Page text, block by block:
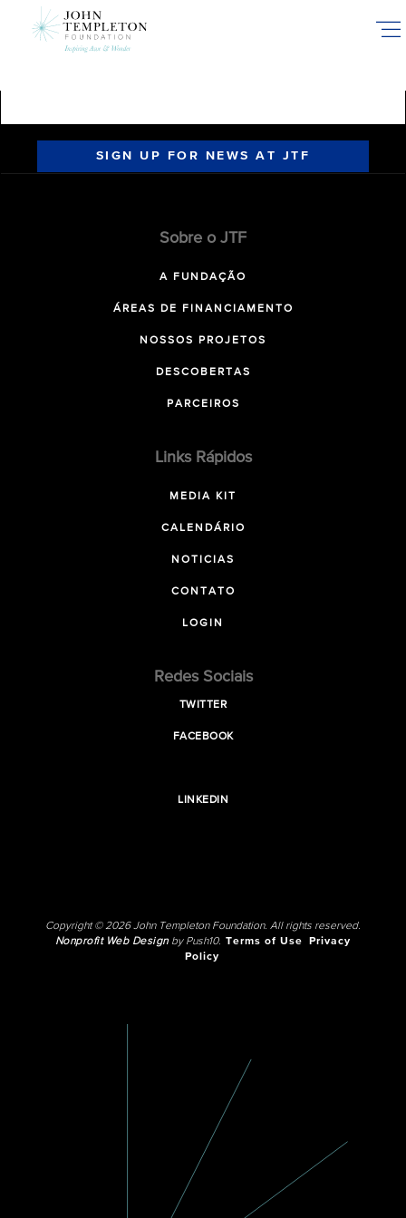
SIGN UP FOR NEWS AT JTF
Sobre o JTF
A FUNDAÇÃO
ÁREAS DE FINANCIAMENTO
NOSSOS PROJETOS
DESCOBERTAS
PARCEIROS
Links Rápidos
MEDIA KIT
CALENDÁRIO
NOTICIAS
CONTATO
LOGIN
Redes Sociais
TWITTER
FACEBOOK
LINKEDIN
Copyright © 2026 John Templeton Foundation. All rights reserved.
Nonprofit Web Designby Push10. Terms of Use
Privacy
Policy